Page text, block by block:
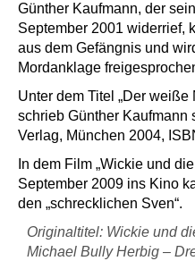
Günther Kaufmann, der
September 2001 widerrief,
aus dem Gefängnis und
Mordanklage
Unter dem Titel „Der weiße
schrieb Günther Kaufmann
Verlag, München 2004,
In dem Film „Wickie und
September 2009 ins Kino
den „schrecklichen Sven“.
Originaltitel: Wickie und
Michael Bully Herbig –